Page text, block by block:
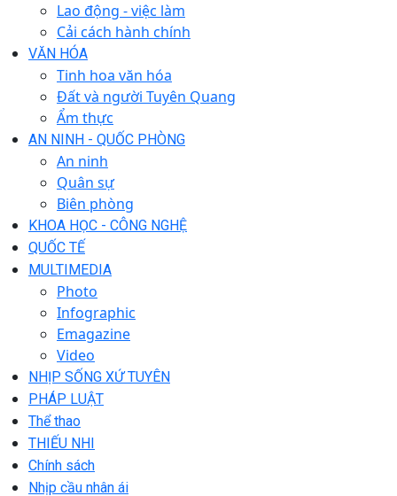
Lao động - việc làm
Cải cách hành chính
VĂN HÓA
Tinh hoa văn hóa
Đất và người Tuyên Quang
Ẩm thực
AN NINH - QUỐC PHÒNG
An ninh
Quân sự
Biên phòng
KHOA HỌC - CÔNG NGHỆ
QUỐC TẾ
MULTIMEDIA
Photo
Infographic
Emagazine
Video
NHỊP SỐNG XỨ TUYÊN
PHÁP LUẬT
Thể thao
THIẾU NHI
Chính sách
Nhịp cầu nhân ái